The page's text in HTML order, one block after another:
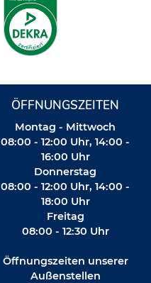
ÖFFNUNGSZEITEN
Montag - Mittwoch
08:00 - 12:00 Uhr, 14:00 -
16:00 Uhr
Donnerstag
08:00 - 12:00 Uhr, 14:00 -
18:00 Uhr
Freitag
08:00 - 12:30 Uhr
Öffnungszeiten unserer
Außenstellen